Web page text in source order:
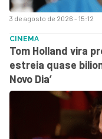
3 de agosto de 2026 - 15:12
CINEMA
Tom Holland vira
estreia quase
Novo Dia’